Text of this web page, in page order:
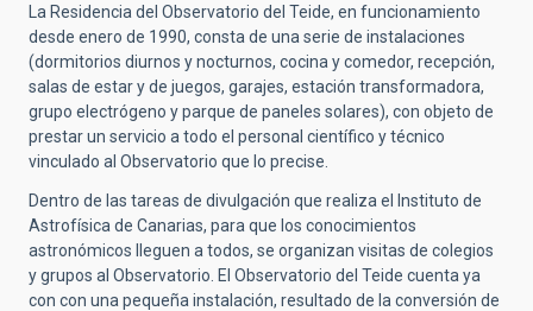
La Residencia del Observatorio del Teide, en funcionamiento
desde enero de 1990, consta de una serie de instalaciones
(dormitorios diurnos y nocturnos, cocina y comedor, recepción,
salas de estar y de juegos, garajes, estación transformadora,
grupo electrógeno y parque de paneles solares), con objeto de
prestar un servicio a todo el personal científico y técnico
vinculado al Observatorio que lo precise.
Dentro de las tareas de divulgación que realiza el Instituto de
Astrofísica de Canarias, para que los conocimientos
astronómicos lleguen a todos, se organizan visitas de colegios
y grupos al Observatorio. El Observatorio del Teide cuenta ya
con con una pequeña instalación, resultado de la conversión de